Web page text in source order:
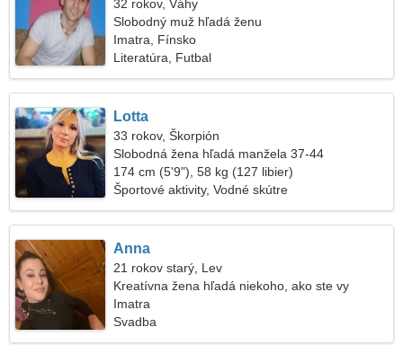
32 rokov, Váhy
Slobodný muž hľadá ženu
Imatra, Fínsko
Literatúra, Futbal
Lotta
33 rokov, Škorpión
Slobodná žena hľadá manžela 37-44
174 cm (5'9"), 58 kg (127 libier)
Športové aktivity, Vodné skútre
Anna
21 rokov starý, Lev
Kreatívna žena hľadá niekoho, ako ste vy
Imatra
Svadba